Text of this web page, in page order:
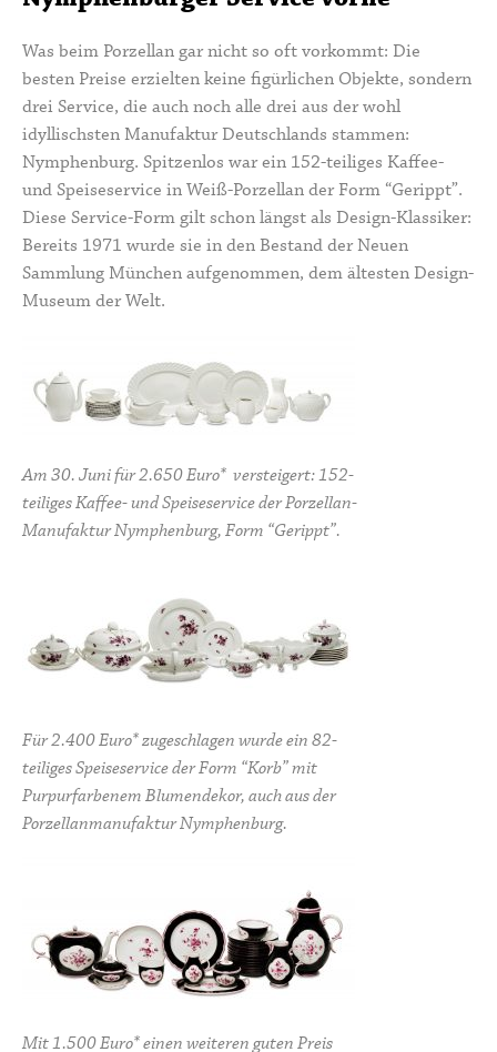
Was beim Porzellan gar nicht so oft vorkommt: Die
besten Preise erzielten keine figürlichen Objekte, sondern
drei Service, die auch noch alle drei aus der wohl
idyllischsten Manufaktur Deutschlands stammen:
Nymphenburg. Spitzenlos war ein 152-teiliges Kaffee-
und Speiseservice in Weiß-Porzellan der Form “Gerippt”.
Diese Service-Form gilt schon längst als Design-Klassiker:
Bereits 1971 wurde sie in den Bestand der Neuen
Sammlung München aufgenommen, dem ältesten Design-
Museum der Welt.
Am 30. Juni für 2.650 Euro* versteigert: 152-
teiliges Kaffee- und Speiseservice der Porzellan-
Manufaktur Nymphenburg, Form “Gerippt”.
Für 2.400 Euro* zugeschlagen wurde ein 82-
teiliges Speiseservice der Form “Korb” mit
Purpurfarbenem Blumendekor, auch aus der
Porzellanmanufaktur Nymphenburg.
Mit 1.500 Euro* einen weiteren guten Preis